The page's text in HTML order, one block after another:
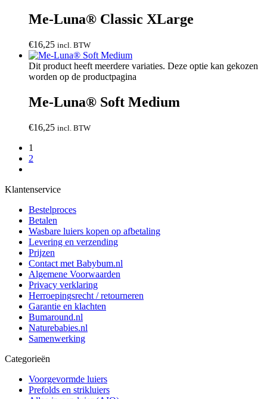
Me-Luna® Classic XLarge
€16,25 incl. BTW
Dit product heeft meerdere variaties. Deze optie kan gekozen
worden op de productpagina
Me-Luna® Soft Medium
€16,25 incl. BTW
1
2
Klantenservice
Bestelproces
Betalen
Wasbare luiers kopen op afbetaling
Levering en verzending
Prijzen
Contact met Babybum.nl
Algemene Voorwaarden
Privacy verklaring
Herroepingsrecht / retourneren
Garantie en klachten
Bumaround.nl
Naturebabies.nl
Samenwerking
Categorieën
Voorgevormde luiers
Prefolds en strikluiers